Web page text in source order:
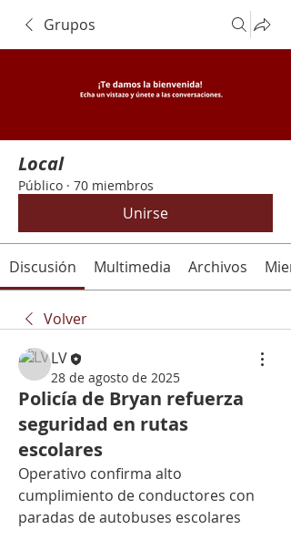
Grupos
Local
Público · 70 miembros
Unirse
Discusión Multimedia Archivos
Volver
LV
28 de agosto de 2025
Policía de Bryan refuerza
seguridad en rutas
escolares
Operativo confirma alto
cumplimiento de conductores con
paradas de autobuses escolares